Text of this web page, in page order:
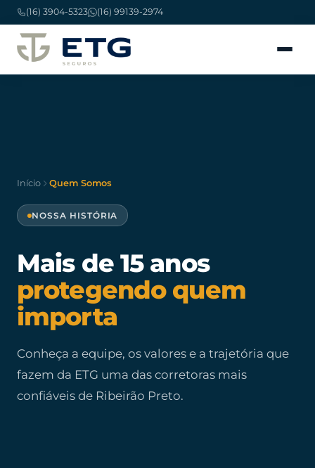
(16) 3904-5323 (16) 99139-2974
Início Quem Somos
NOSSA HISTÓRIA
Mais de 15 anos
protegendo quem
importa
Conheça a equipe, os valores e a trajetória que
fazem da ETG uma das corretoras mais
confiáveis de Ribeirão Preto.